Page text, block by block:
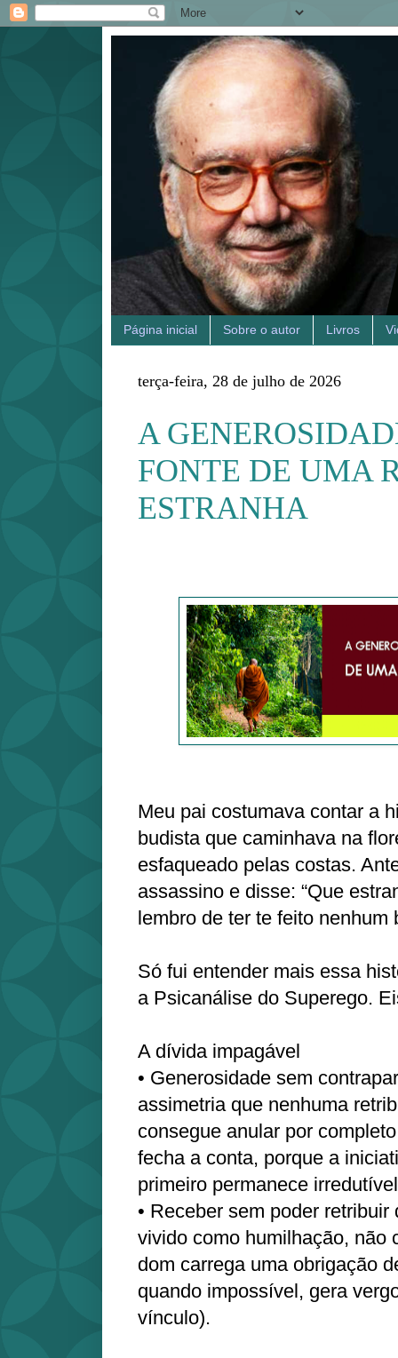
Página inicial Sobre o autor Livros
terça-feira, 28 de julho de 2026
A
FONTE DE UMA
ESTRANHA
Meu pai costumava contar a
budista que caminhava na
esfaqueado pelas costas.
assassino e disse: “Que
lembro de ter te feito
Só fui entender mais essa
a Psicanálise do Superego.
A dívida impagável
• Generosidade sem
assimetria que nenhuma
consegue anular por
fecha a conta, porque a
primeiro permanece
• Receber sem poder
vivido como humilhação, não
dom carrega uma obrigação
quando impossível, gera
vínculo).